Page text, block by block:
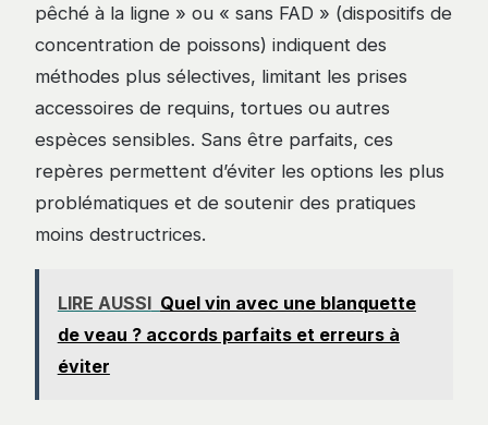
pêché à la ligne » ou « sans FAD » (dispositifs de
concentration de poissons) indiquent des
méthodes plus sélectives, limitant les prises
accessoires de requins, tortues ou autres
espèces sensibles. Sans être parfaits, ces
repères permettent d’éviter les options les plus
problématiques et de soutenir des pratiques
moins destructrices.
LIRE AUSSI Quel vin avec une blanquette
de veau ? accords parfaits et erreurs à
éviter